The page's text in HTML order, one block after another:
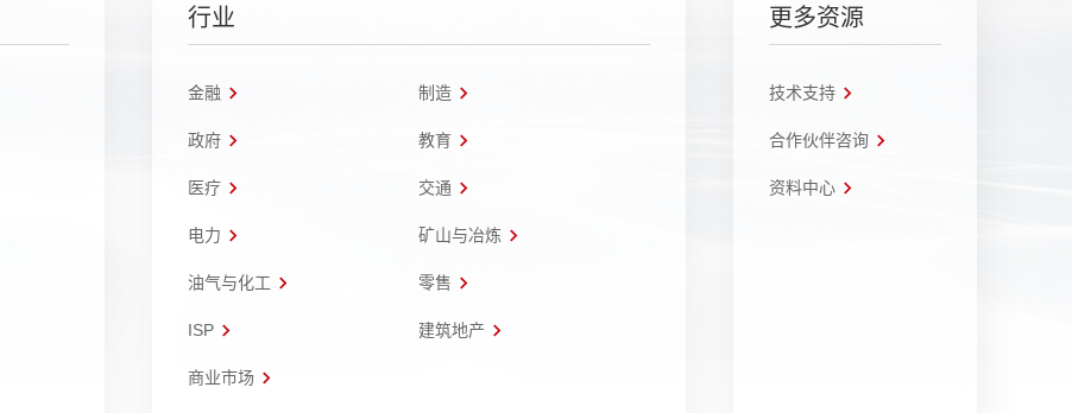
行业
金融 制造
政府 教育
医疗 交通
电力 矿山与冶炼
油气与化工 零售
ISP 建筑地产
商业市场
更多资源
技术支持
合作伙伴咨询
资料中心